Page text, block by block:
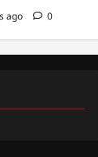
ago 0